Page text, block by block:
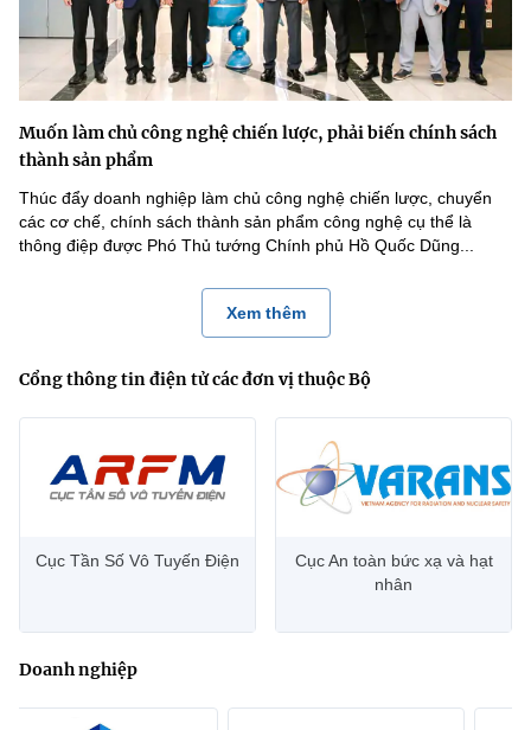
Muốn làm chủ công nghệ chiến lược, phải biến chính sách
thành sản phẩm
Thúc đẩy doanh nghiệp làm chủ công nghệ chiến lược, chuyển
các cơ chế, chính sách thành sản phẩm công nghệ cụ thể là
thông điệp được Phó Thủ tướng Chính phủ Hồ Quốc Dũng...
Xem thêm
Cổng thông tin điện tử các đơn vị thuộc Bộ
Cục Tần Số Vô Tuyến Điện
Cục An toàn bức xạ và hạt
nhân
Doanh nghiệp